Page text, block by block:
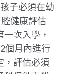
部
子必須在幼
健康評估
一次入學，
個月內進行
，評估必須